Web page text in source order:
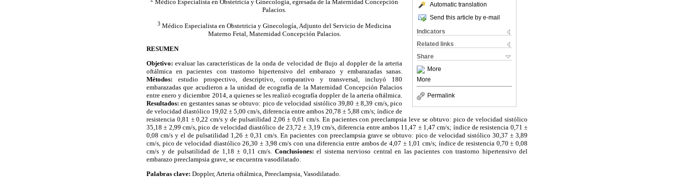
Automatic translation
Send this article by e-mail
Indicators
Related links
Share
More
More
Permalink
Médico Especialista en Obstetricia y Ginecología, egresada de la Maternidad Concepción
Palacios.
3 Médico Especialista en Obstetricia y Ginecología, Adjunto del Servicio de Medicina
Materno Fetal, Maternidad Concepción Palacios.
RESUMEN
Objetivo: evaluar las características de la onda de velocidad de flujo al doppler de la arteria
oftálmica en pacientes con trastorno hipertensivo del embarazo y embarazadas sanas.
Métodos: estudio prospectivo, descriptivo, comparativo y transversal, incluyó 180
embarazadas que acudieron a la unidad de ecografía de la Maternidad Concepción Palacios
entre enero y diciembre 2014, a quienes se les realizó ecografía doppler de la arteria oftálmica.
Resultados: en gestantes sanas se obtuvo: pico de velocidad sistólico 39,80 ± 8,39 cm/s, pico
de velocidad diastólico 19,02 ± 5,00 cm/s, diferencia entre ambos 20,78 ± 5,88 cm/s; índice de
resistencia 0,81 ± 0,22 cm/s y de pulsatilidad 2,06 ± 0,61 cm/s. En pacientes con preeclampsia leve se obtuvo: pico de velocidad sistólico
35,18 ± 2,99 cm/s, pico de velocidad diastólico de 23,72 ± 3,19 cm/s, diferencia entre ambos 11,47 ± 1,47 cm/s; índice de resistencia 0,71 ±
0,08 cm/s y el de pulsatilidad 1,26 ± 0,31 cm/s. En pacientes con preeclampsia grave se obtuvo: pico de velocidad sistólico 30,37 ± 3,89
cm/s, pico de velocidad diastólico 26,30 ± 3,98 cm/s con una diferencia entre ambos de 4,07 ± 1,01 cm/s; índice de resistencia 0,70 ± 0,08
cm/s y de pulsatilidad de 1,18 ± 0,11 cm/s. Conclusiones: el sistema nervioso central en las pacientes con trastorno hipertensivo del
embarazo preeclampsia grave, se encuentra vasodilatado.
Palabras clave: Doppler, Arteria oftálmica, Preeclampsia, Vasodilatado.